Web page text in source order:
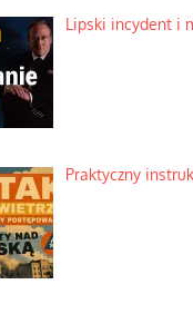
Lipski incydent i
Praktyczny